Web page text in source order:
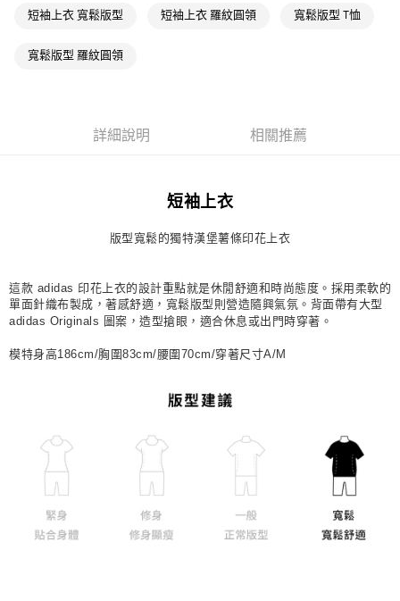
每筆NT$80，滿NT$1,500(含以上)免運費
每筆NT$80，滿NT$1,500(含以上)免運費
每筆NT$80，滿NT$1,500(含以上)免運費
付款後門市自取
短袖上衣 寬鬆版型 短袖上衣 羅紋圓領 寬鬆版型 T恤
寬鬆版型 羅紋圓領
詳細說明 相關推薦
短袖上衣
版型寬鬆的獨特漢堡薯條印花上衣
這款 adidas 印花上衣的設計重點就是休閒舒適和時尚態度。採用柔軟的
單面針織布製成，著感舒適，寬鬆版型則營造隨興氣氛。背面帶有大型
adidas Originals 圖案，造型搶眼，適合休息或出門時穿著。
模特身高186cm/胸圍83cm/腰圍70cm/穿著尺寸A/M